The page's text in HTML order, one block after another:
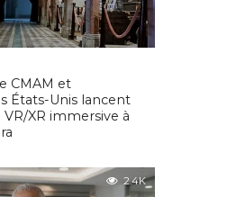
CMAM et
États-Unis lancent
XR immersive à
2.4K